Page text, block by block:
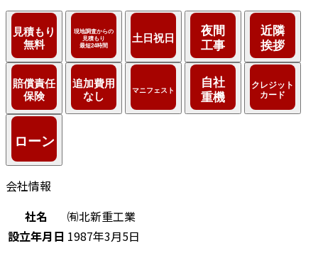
会社情報
社名
㈲北新重工業
設立年月日 1987年3月5日